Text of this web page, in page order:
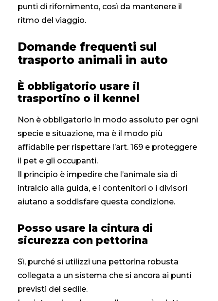
punti di rifornimento, così da mantenere il
ritmo del viaggio.
Domande frequenti sul
trasporto animali in auto
È obbligatorio usare il
trasportino o il kennel
Non è obbligatorio in modo assoluto per ogni
specie e situazione, ma è il modo più
affidabile per rispettare l’art. 169 e proteggere
il pet e gli occupanti.
Il principio è impedire che l’animale sia di
intralcio alla guida, e i contenitori o i divisori
aiutano a soddisfare questa condizione.
Posso usare la cintura di
sicurezza con pettorina
Sì, purché si utilizzi una pettorina robusta
collegata a un sistema che si ancora ai punti
previsti del sedile.